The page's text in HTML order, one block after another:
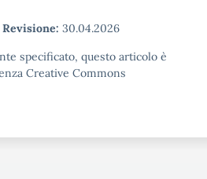
Revisione: 30.04.2026
specificato, questo articolo è
Creative Commons